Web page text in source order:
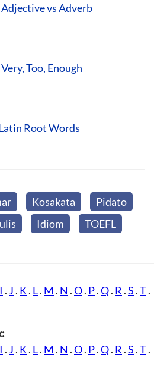
vs Adverb
Too, Enough
Root Words
Kosakata
Pidato
Idiom
TOEFL
I . J . K. L. M . N .O. P.Q. R .S .T.
I . J . K. L. M . N .O. P.Q. R .S .T.